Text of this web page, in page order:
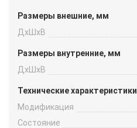
Размеры внешние, мм
ДxШxВ
Размеры внутренние, мм
ДxШxВ
Технические характеристики
Модификация
Состояние